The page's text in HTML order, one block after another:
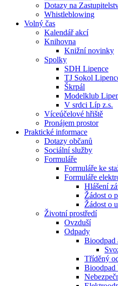
Dotazy na
Whistleblowing
Volný čas
Kalendář akcí
Knihovna
Knižní novinky
Spolky
SDH Lipence
TJ Sokol
Škrpál
Modelklub
V srdci Líp z.s.
Víceúčelové hřiště
Pronájem prostor
Praktické informace
Dotazy občanů
Sociální služby
Formuláře
Formuláře ke
Formuláře
Hlášení
Žádost o
Žádost o
Životní prostředí
Ovzduší
Odpady
Bioodpad
Tříděný